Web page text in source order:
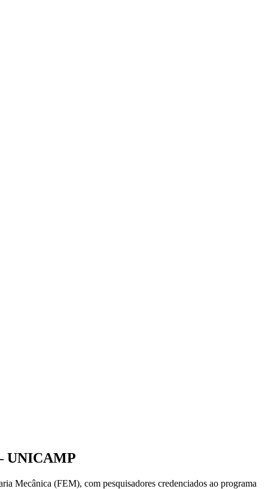
UNICAMP
Mecânica (FEM), com pesquisadores credenciados ao programa